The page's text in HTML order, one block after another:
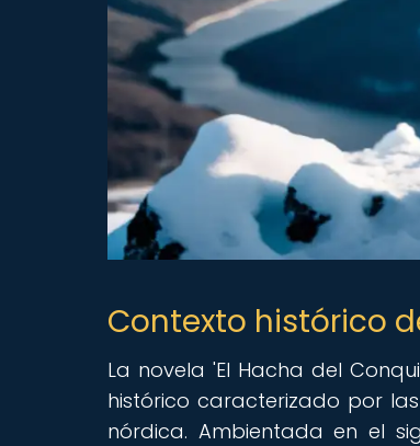
Contexto histórico
La novela 'El Hacha del
histórico caracterizado por
nórdica. Ambientada en el